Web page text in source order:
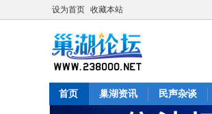
设为首页 收藏本站
首页 巢湖资讯 民声杂谈